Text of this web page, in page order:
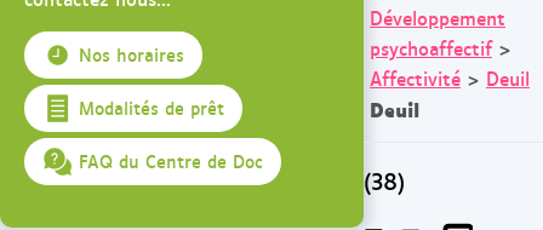
Développement
psychoaffectif>
Affectivité > Deuil
Deuil
(38)
Nos horaires
Modalités de prêt
FAQ du Centre de Doc